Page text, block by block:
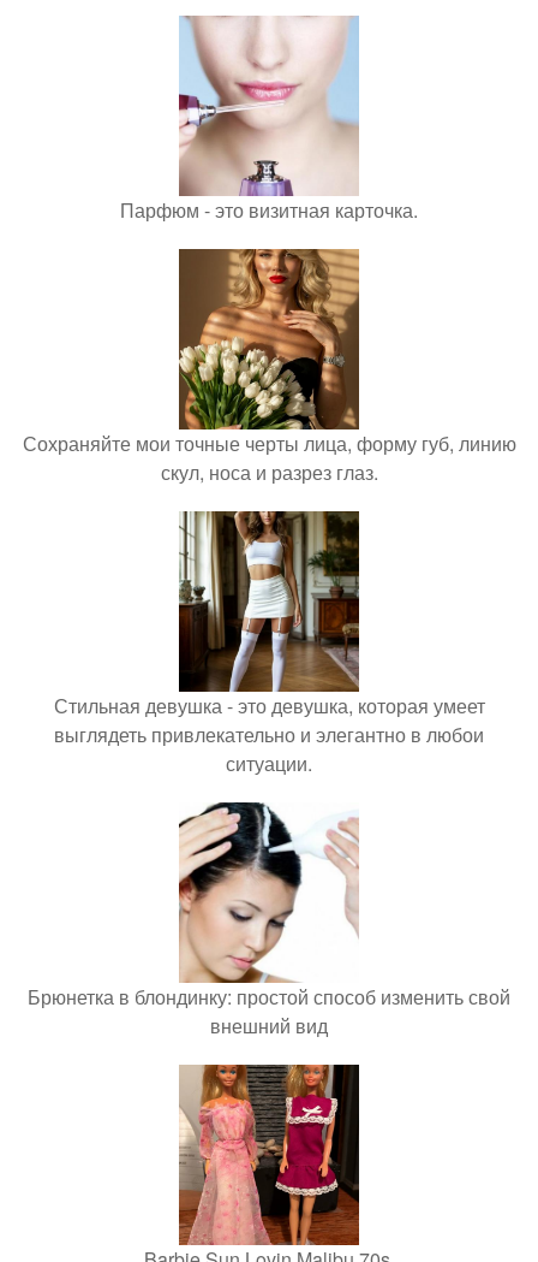
Парфюм - это визитная карточка.
Сохраняйте мои точные черты лица, форму губ, линию
скул, носа и разрез глаз.
Стильная девушка - это девушка, которая умеет
выглядеть привлекательно и элегантно в любои
ситуации.
Брюнетка в блондинку: простой способ изменить свой
внешний вид